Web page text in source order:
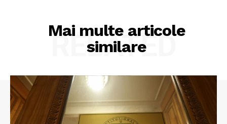
Mai multe articole
similare
RELATED